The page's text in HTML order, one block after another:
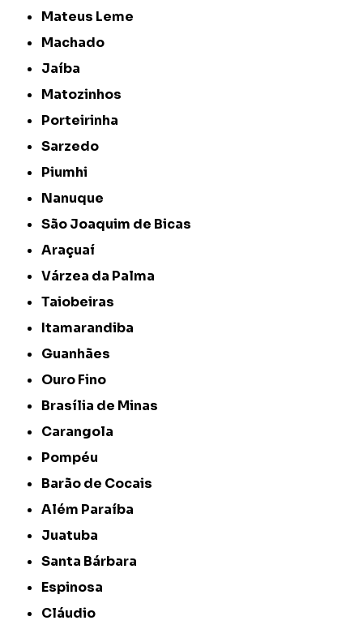
Mateus Leme
Machado
Jaíba
Matozinhos
Porteirinha
Sarzedo
Piumhi
Nanuque
São Joaquim de Bicas
Araçuaí
Várzea da Palma
Taiobeiras
Itamarandiba
Guanhães
Ouro Fino
Brasília de Minas
Carangola
Pompéu
Barão de Cocais
Além Paraíba
Juatuba
Santa Bárbara
Espinosa
Cláudio